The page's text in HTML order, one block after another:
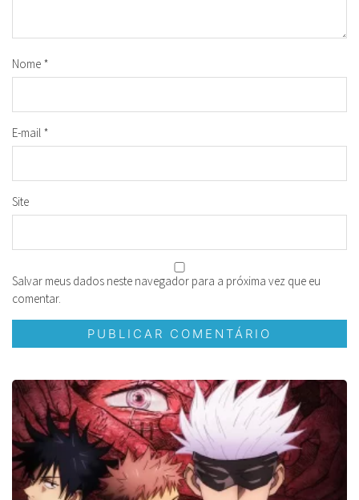
Nome *
E-mail *
Site
Salvar meus dados neste navegador para a próxima vez que eu
comentar.